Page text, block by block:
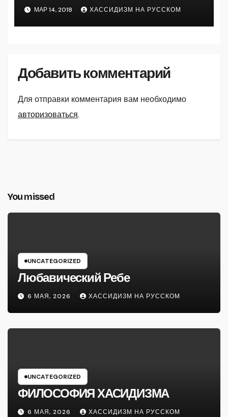
МАР 14, 2018 ХАССИДИЗМ НА РУССКОМ
Добавить комментарий
Для отправки комментария вам необходимо
авторизоваться.
You missed
UNCATEGORIZED
Любавический Ребе
6 МАЯ, 2026 ХАССИДИЗМ НА РУССКОМ
UNCATEGORIZED
ФИЛОСОФИЯ ХАСИДИЗМА
6 МАЯ, 2026 ХАССИДИЗМ НА РУССКОМ